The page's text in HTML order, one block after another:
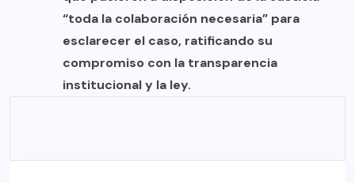
“toda la colaboración necesaria” para
esclarecer el caso, ratificando su
compromiso con la transparencia
institucional y la ley.